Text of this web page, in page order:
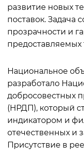
развитие новых
поставок. Задача
прозрачности и
предоставляемых
Национальное
разработало
добросовестных
(НРДП), который
индикатором и
отечественных и
Присутствие в